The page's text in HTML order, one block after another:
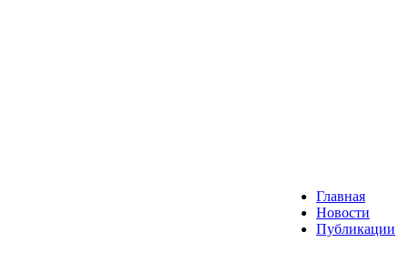
Главная
Новости
Публикации